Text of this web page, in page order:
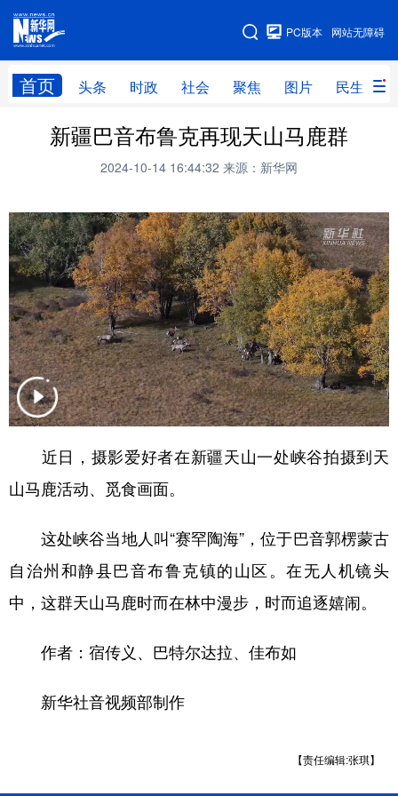
网站无障碍
PC版本
首页 头条 时政 社会 聚焦 图片 民生
网站地图
头条 时政 社会 聚焦
民生 访谈
访惠聚 专题 服务 援疆
云游新疆 云端悦读 云看书画 光影新疆
人事频道 融媒体联播 廉政频道 新华视角看新疆
地方频道
北京 天津 河北 山西
辽宁 吉林 上海 江苏
浙江 安徽 福建 江西
山东 河南
广东 广西 海南 重庆
四川 贵州 云南 西藏
陕西 甘肃 青海 宁夏
新疆 内蒙古 黑龙江
عربى
新疆巴音布鲁克再现天山马鹿群
2024-10-14 16:44:32 来源：新华网
近日，摄影爱好者在新疆天山一处峡谷拍摄到天
山马鹿活动、觅食画面。
这处峡谷当地人叫“赛罕陶海”，位于巴音郭楞蒙古
自治州和静县巴音布鲁克镇的山区。在无人机镜头
中，这群天山马鹿时而在林中漫步，时而追逐嬉闹。
作者：宿传义、巴特尔达拉、佳布如
新华社音视频部制作
【责任编辑:张琪】